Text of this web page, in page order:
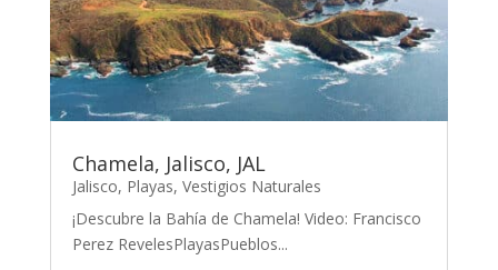
Chamela, Jalisco, JAL
Jalisco, Playas, Vestigios Naturales
¡Descubre la Bahía de Chamela! Video: Francisco
Perez RevelesPlayasPueblos...